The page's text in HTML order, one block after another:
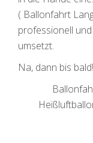
( Ballonfahrt
professionell
umsetzt.
Na, dann bis